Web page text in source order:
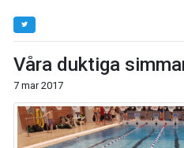
Våra duktiga
7 mar 2017